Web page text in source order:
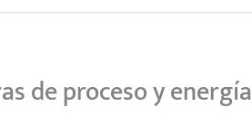
de proceso y energía